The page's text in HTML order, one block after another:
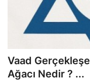
KÖŞE YAZISI
KAMPÜS
Vaad
Ağacı Nedir ? ...